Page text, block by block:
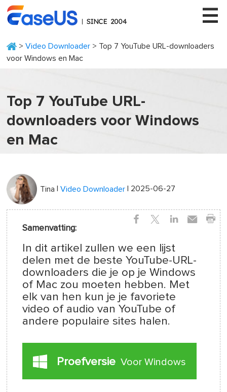
>Video Downloader > Top 7 YouTube URL-downloaders
voor Windows en Mac
Top 7 YouTube URL-
downloaders voor Windows
en Mac
Tina |Video Downloader | 2025-06-27
Samenvatting:
In dit artikel zullen we een lijst
delen met de beste YouTube-URL-
downloaders die je op je Windows
of Mac zou moeten hebben. Met
elk van hen kun je je favoriete
video of audio van YouTube of
andere populaire sites halen.
Proefversie Voor Windows